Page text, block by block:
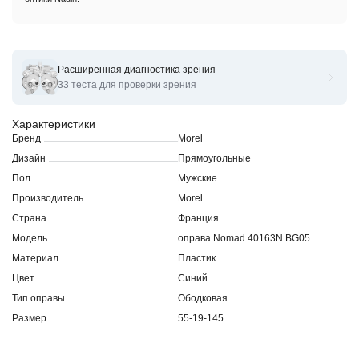
Оправы для очков корригирующих Nomad 40163N
Характеристики
Бренд
Morel
Дизайн
Прямоугольные
Пол
Мужские
Производитель
Morel
Страна
Франция
Модель
оправа Nomad 40163N BG05
Материал
Пластик
Цвет
Синий
Тип оправы
Ободковая
Размер
55-19-145
Расширенная диагностика зрения
33 теста для проверки зрения